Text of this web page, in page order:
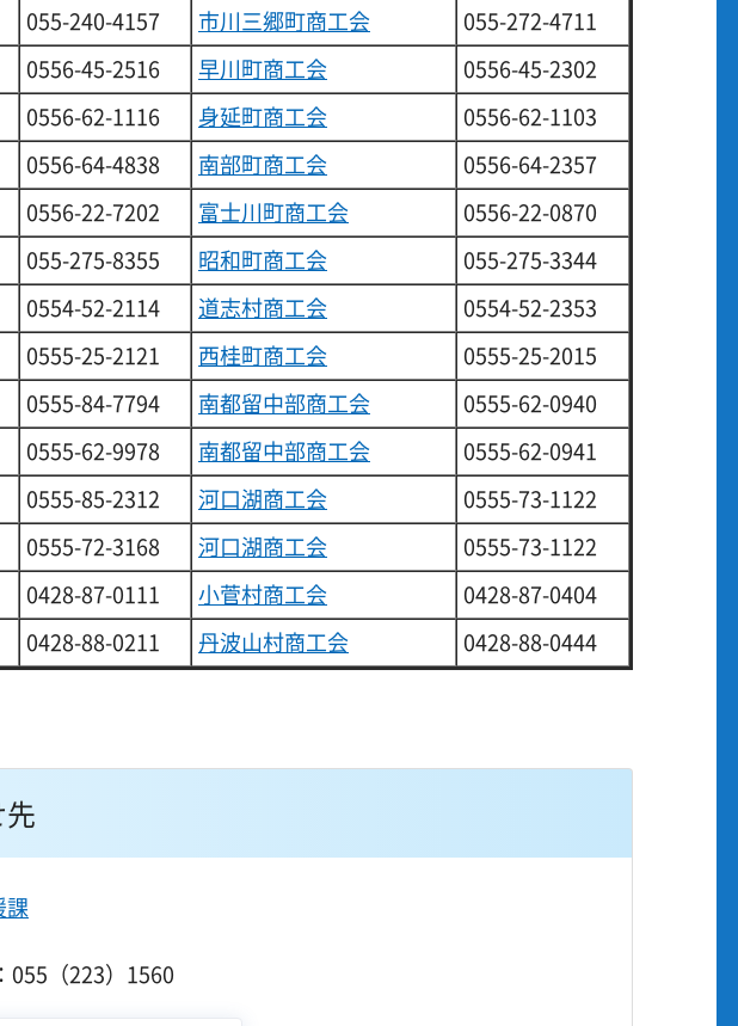
055-240-4157 市川三郷町商工会
055-272-4711
0556-45-2516 早川町商工会
0556-45-2302
0556-62-1116 身延町商工会
0556-62-1103
0556-64-4838 南部町商工会
0556-64-2357
0556-22-7202 富士川町商工会
0556-22-0870
055-275-8355 昭和町商工会
055-275-3344
0554-52-2114 道志村商工会
0554-52-2353
0555-25-2121 西桂町商工会
0555-25-2015
0555-84-7794 南都留中部商工会
0555-62-0940
0555-62-9978 南都留中部商工会
0555-62-0941
0555-85-2312 河口湖商工会
0555-73-1122
0555-72-3168 河口湖商工会
0555-73-1122
0428-87-0111 小菅村商工会
0428-87-0404
0428-88-0211 丹波山村商工会 0428-88-0444
課
（223）1560